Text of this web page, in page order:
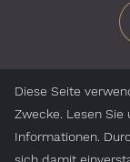
ZEGG Hotels
Diese Seite
Zwecke. Lesen
Informationen.